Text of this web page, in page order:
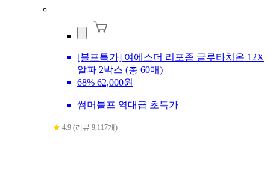
[블프특가] 여에스더 리포좀 글루타치온 12X
알파 2박스 (총 60매)
68% 62,000원
썸머블프 역대급 초특가
4.9 (리뷰 9,117개)